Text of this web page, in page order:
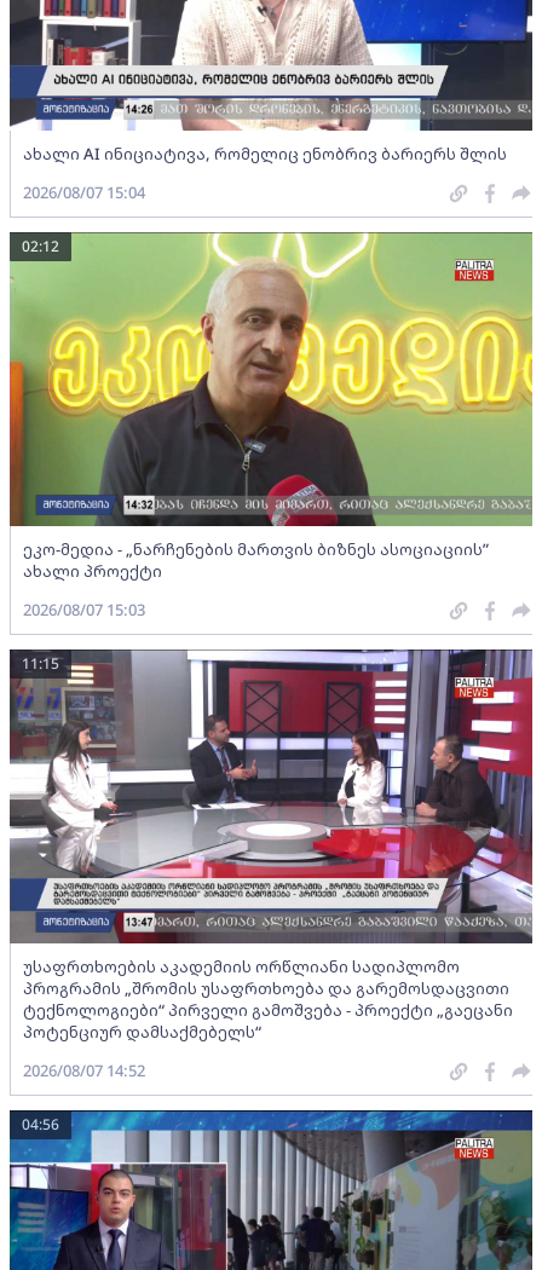
ახალი AI ინიციატივა, რომელიც ენობრივ ბარიერს შლის
2026/08/07 15:04
ეკო-მედია - „ნარჩენების მართვის ბიზნეს ასოციაციის”
ახალი პროექტი
02:12
2026/08/07 15:03
უსაფრთხოების აკადემიის ორწლიანი სადიპლომო
პროგრამის „შრომის უსაფრთხოება და გარემოსდაცვითი
ტექნოლოგიები“ პირველი გამოშვება - პროექტი „გაეცანი
პოტენციურ დამსაქმებელს“
11:15
2026/08/07 14:52
04:56